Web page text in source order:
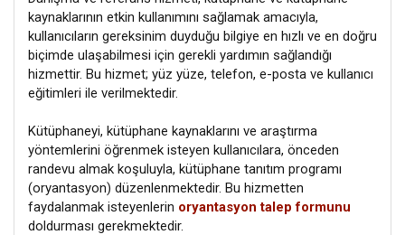
kaynaklarının etkin kullanımını sağlamak amacıyla,
kullanıcıların gereksinim duyduğu bilgiye en hızlı ve en doğru
biçimde ulaşabilmesi için gerekli yardımın sağlandığı
hizmettir. Bu hizmet; yüz yüze, telefon, e-posta ve kullanıcı
eğitimleri ile verilmektedir.
Kütüphaneyi, kütüphane kaynaklarını ve araştırma
yöntemlerini öğrenmek isteyen kullanıcılara, önceden
randevu almak koşuluyla, kütüphane tanıtım programı
(oryantasyon) düzenlenmektedir. Bu hizmetten
faydalanmak isteyenlerin oryantasyon talep formunu
doldurması gerekmektedir.